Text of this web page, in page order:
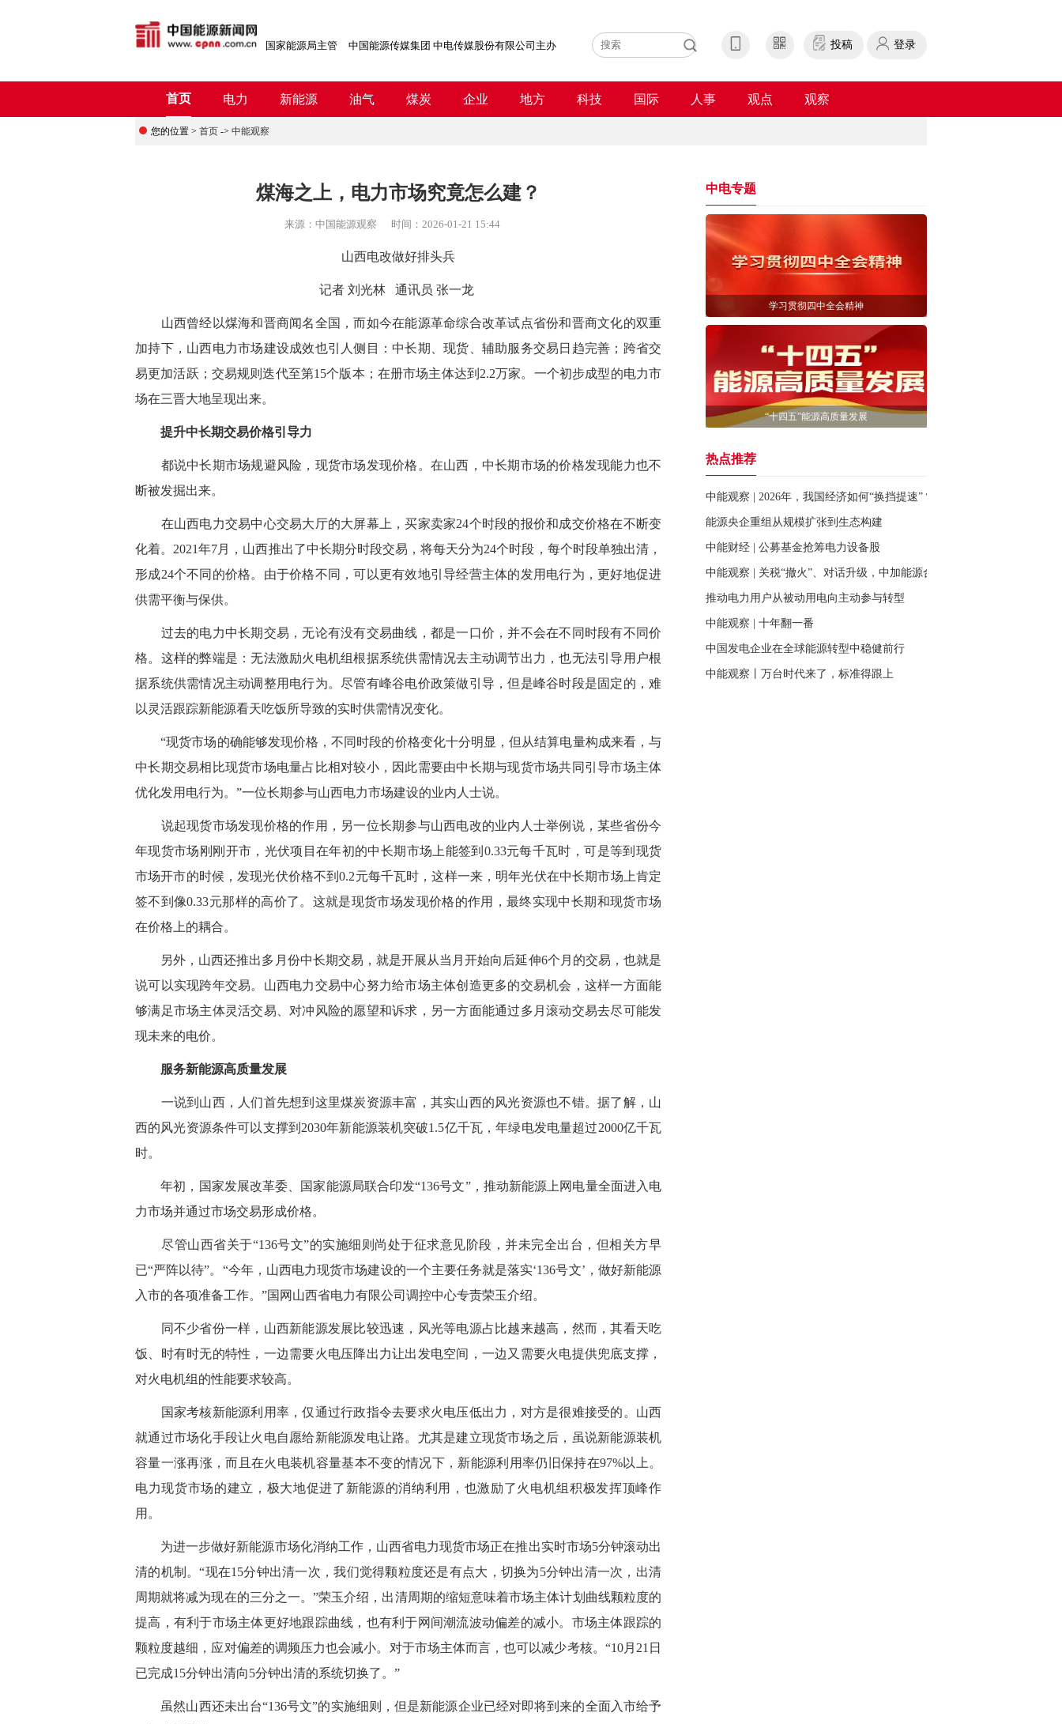
国家能源局主管 中国能源传媒集团 中电传媒股份有限公司主办 投稿 登录
首页 电力 新能源 油气 煤炭 企业 地方 科技 国际 人事 观点 观察
您的位置 > 首页 -> 中能观察
煤海之上，电力市场究竟怎么建？
来源： 中国能源观察 时间： 2026-01-21 15:44
山西电改做好排头兵
记者 刘光林 通讯员 张一龙
山西曾经以煤海和晋商闻名全国，而如今在能源革命综合改革试点省份和晋商文化的双重
加持下，山西电力市场建设成效也引人侧目：中长期、现货、辅助服务交易日趋完善；跨省交
易更加活跃；交易规则迭代至第15个版本；在册市场主体达到2.2万家。一个初步成型的电力市
场在三晋大地呈现出来。
提升中长期交易价格引导力
都说中长期市场规避风险，现货市场发现价格。在山西，中长期市场的价格发现能力也不
断被发掘出来。
在山西电力交易中心交易大厅的大屏幕上，买家卖家24个时段的报价和成交价格在不断变
化着。2021年7月，山西推出了中长期分时段交易，将每天分为24个时段，每个时段单独出清，
形成24个不同的价格。由于价格不同，可以更有效地引导经营主体的发用电行为，更好地促进
供需平衡与保供。
过去的电力中长期交易，无论有没有交易曲线，都是一口价，并不会在不同时段有不同价
格。这样的弊端是：无法激励火电机组根据系统供需情况去主动调节出力，也无法引导用户根
据系统供需情况主动调整用电行为。尽管有峰谷电价政策做引导，但是峰谷时段是固定的，难
以灵活跟踪新能源看天吃饭所导致的实时供需情况变化。
“现货市场的确能够发现价格，不同时段的价格变化十分明显，但从结算电量构成来看，与
中长期交易相比现货市场电量占比相对较小，因此需要由中长期与现货市场共同引导市场主体
优化发用电行为。”一位长期参与山西电力市场建设的业内人士说。
说起现货市场发现价格的作用，另一位长期参与山西电改的业内人士举例说，某些省份今
年现货市场刚刚开市，光伏项目在年初的中长期市场上能签到0.33元每千瓦时，可是等到现货
市场开市的时候，发现光伏价格不到0.2元每千瓦时，这样一来，明年光伏在中长期市场上肯定
签不到像0.33元那样的高价了。这就是现货市场发现价格的作用，最终实现中长期和现货市场
在价格上的耦合。
另外，山西还推出多月份中长期交易，就是开展从当月开始向后延伸6个月的交易，也就是
说可以实现跨年交易。山西电力交易中心努力给市场主体创造更多的交易机会，这样一方面能
够满足市场主体灵活交易、对冲风险的愿望和诉求，另一方面能通过多月滚动交易去尽可能发
现未来的电价。
服务新能源高质量发展
一说到山西，人们首先想到这里煤炭资源丰富，其实山西的风光资源也不错。据了解，山
西的风光资源条件可以支撑到2030年新能源装机突破1.5亿千瓦，年绿电发电量超过2000亿千瓦
时。
年初，国家发展改革委、国家能源局联合印发“136号文”，推动新能源上网电量全面进入电
力市场并通过市场交易形成价格。
尽管山西省关于“136号文”的实施细则尚处于征求意见阶段，并未完全出台，但相关方早
已“严阵以待”。“今年，山西电力现货市场建设的一个主要任务就是落实‘136号文’，做好新能源
入市的各项准备工作。”国网山西省电力有限公司调控中心专责荣玉介绍。
同不少省份一样，山西新能源发展比较迅速，风光等电源占比越来越高，然而，其看天吃
饭、时有时无的特性，一边需要火电压降出力让出发电空间，一边又需要火电提供兜底支撑，
对火电机组的性能要求较高。
国家考核新能源利用率，仅通过行政指令去要求火电压低出力，对方是很难接受的。山西
就通过市场化手段让火电自愿给新能源发电让路。尤其是建立现货市场之后，虽说新能源装机
容量一涨再涨，而且在火电装机容量基本不变的情况下，新能源利用率仍旧保持在97%以上。
电力现货市场的建立，极大地促进了新能源的消纳利用，也激励了火电机组积极发挥顶峰作
用。
为进一步做好新能源市场化消纳工作，山西省电力现货市场正在推出实时市场5分钟滚动出
清的机制。“现在15分钟出清一次，我们觉得颗粒度还是有点大，切换为5分钟出清一次，出清
周期就将减为现在的三分之一。”荣玉介绍，出清周期的缩短意味着市场主体计划曲线颗粒度的
提高，有利于市场主体更好地跟踪曲线，也有利于网间潮流波动偏差的减小。市场主体跟踪的
颗粒度越细，应对偏差的调频压力也会减小。对于市场主体而言，也可以减少考核。“10月21日
已完成15分钟出清向5分钟出清的系统切换了。”
虽然山西还未出台“136号文”的实施细则，但是新能源企业已经对即将到来的全面入市给予
中电专题
学习贯彻四中全会精神
“十四五”能源高质量发展
热点推荐
中能观察 | 2026年，我国经济如何“换挡提速”？这三大举措与你息息相关
能源央企重组从规模扩张到生态构建
中能财经 | 公募基金抢筹电力设备股
中能观察 | 关税“撤火”、对话升级，中加能源合作再启新篇
推动电力用户从被动用电向主动参与转型
中能观察 | 十年翻一番
中国发电企业在全球能源转型中稳健前行
中能观察丨万台时代来了，标准得跟上